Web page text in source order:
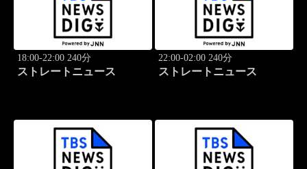
18:00-22:00 240分
ストレートニュース
22:00-02:00 240分
ストレートニュース